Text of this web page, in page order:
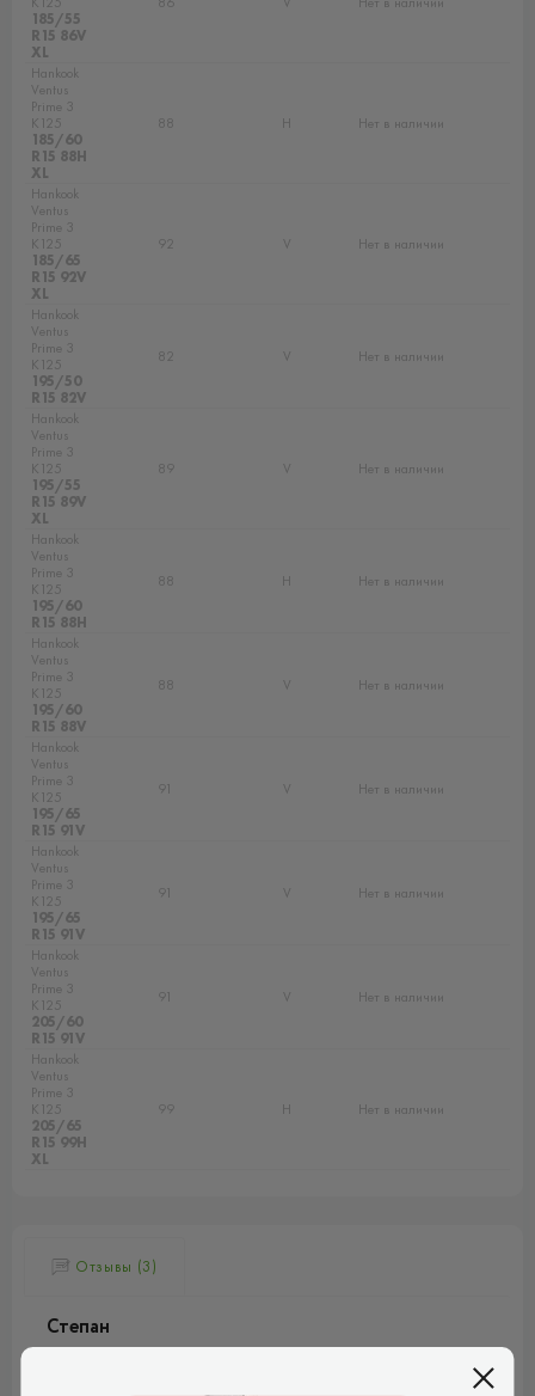
185/55
R15 86V
XL
Hankook
Ventus
Prime 3
K125
185/60
R15 88H
XL
88 H Нет в наличии
Hankook
Ventus
Prime 3
K125
185/65
R15 92V
XL
92 V Нет в наличии
Hankook
Ventus
Prime 3
K125
195/50
R15 82V
82 V Нет в наличии
Hankook
Ventus
Prime 3
K125
195/55
R15 89V
XL
89 V Нет в наличии
Hankook
Ventus
Prime 3
K125
195/60
R15 88H
88 H Нет в наличии
Hankook
Ventus
Prime 3
K125
195/60
R15 88V
88 V Нет в наличии
Hankook
Ventus
Prime 3
K125
195/65
R15 91V
91 V Нет в наличии
Hankook
Ventus
Prime 3
K125
195/65
R15 91V
91 V Нет в наличии
Hankook
Ventus
Prime 3
K125
205/60
R15 91V
91 V Нет в наличии
Hankook
Ventus
Prime 3
K125
205/65
R15 99H
XL
99 H Нет в наличии
Отзывы (3)
Степан
Проїздив пів сезону, можу сказати, що гума за їздовими
якостями - хороша, ямки та нерівності добре поглинає,